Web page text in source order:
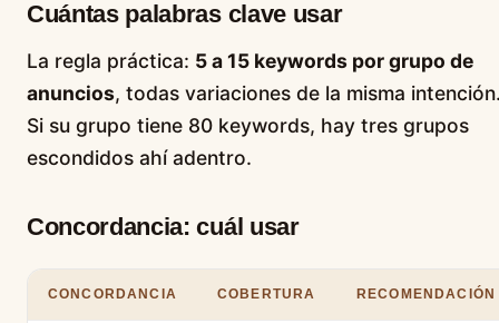
Cuántas palabras clave usar
La regla práctica: 5 a 15 keywords por grupo de
anuncios, todas variaciones de la misma
Si su grupo tiene 80 keywords, hay tres grupos
escondidos ahí adentro.
Concordancia: cuál usar
CONCORDANCIA COBERTURA RECOMENDACIÓN